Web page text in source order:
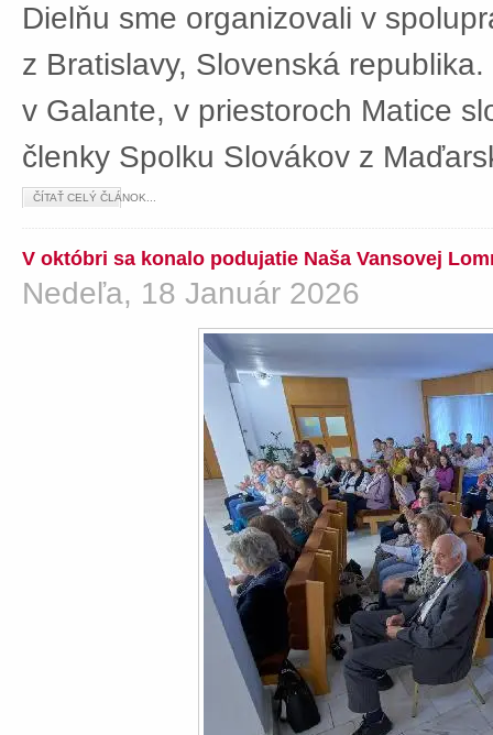
Dielňu sme organizovali v
z Bratislavy, Slovenská
v Galante, v priestoroch Matice
členky Spolku Slovákov z
ČÍTAŤ CELÝ ČLÁNOK...
V októbri sa konalo podujatie Naša Vansovej
Nedeľa, 18 Január 2026